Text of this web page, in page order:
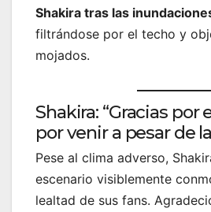
Shakira tras las
filtrándose por el techo y
mojados.
Shakira: “Gracias por
por venir a pesar de
Pese al clima adverso,
escenario visiblemente
lealtad de sus fans.